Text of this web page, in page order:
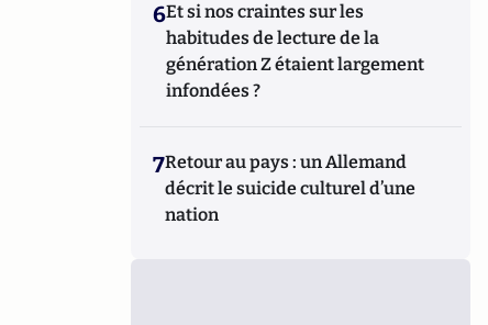
6Et si nos craintes sur les
habitudes de lecture de la
génération Z étaient largement
infondées ?
7Retour au pays : un Allemand
décrit le suicide culturel d’une
nation